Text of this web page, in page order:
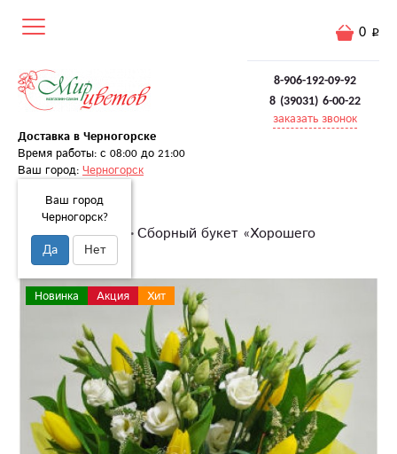
8-906-192-09-92
8 (39031) 6-00-22
заказать звонок
Доставка в Черногорске
Время работы: с 08:00 до 21:00
Ваш город: Черногорск
Ваш город
Черногорск?
Да Нет
0
Главная Букеты
Сборный букет «Хорошего
настроения»
Новинка Акция Хит